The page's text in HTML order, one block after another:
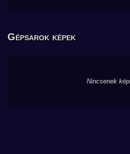
Gépsarok képek
Nincsenek